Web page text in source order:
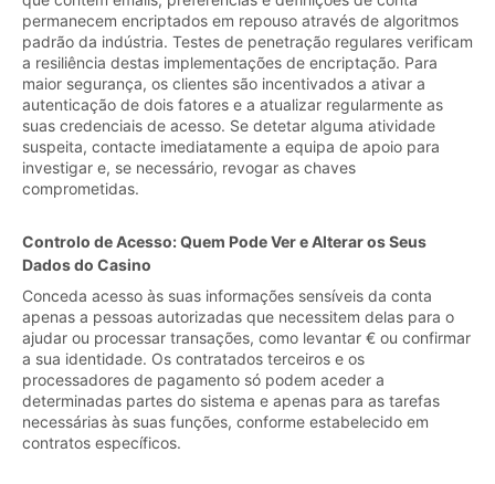
permanecem encriptados em repouso através de algoritmos
padrão da indústria. Testes de penetração regulares verificam
a resiliência destas implementações de encriptação. Para
maior segurança, os clientes são incentivados a ativar a
autenticação de dois fatores e a atualizar regularmente as
suas credenciais de acesso. Se detetar alguma atividade
suspeita, contacte imediatamente a equipa de apoio para
investigar e, se necessário, revogar as chaves
comprometidas.
Controlo de Acesso: Quem Pode Ver e Alterar os Seus
Dados do Casino
Conceda acesso às suas informações sensíveis da conta
apenas a pessoas autorizadas que necessitem delas para o
ajudar ou processar transações, como levantar € ou confirmar
a sua identidade. Os contratados terceiros e os
processadores de pagamento só podem aceder a
determinadas partes do sistema e apenas para as tarefas
necessárias às suas funções, conforme estabelecido em
contratos específicos.